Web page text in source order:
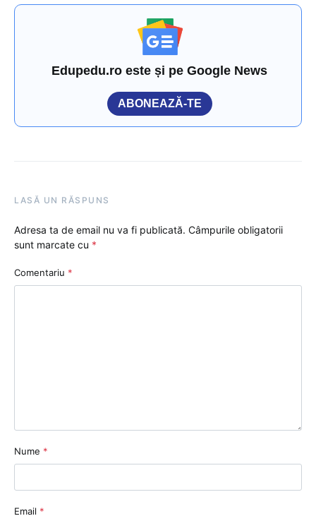
Edupedu.ro este și pe Google News
ABONEAZĂ-TE
LASĂ UN RĂSPUNS
Adresa ta de email nu va fi publicată. Câmpurile obligatorii
sunt marcate cu *
Comentariu *
Nume *
Email *